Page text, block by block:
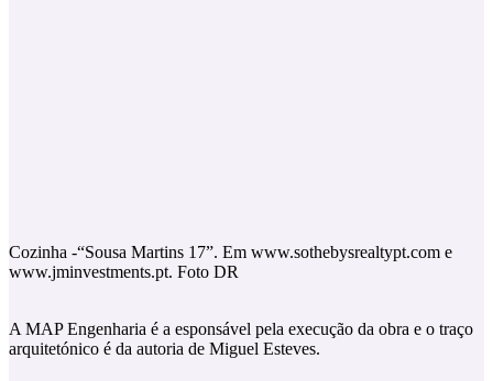
Cozinha -“Sousa Martins 17”. Em www.sothebysrealtypt.com e
www.jminvestments.pt. Foto DR
A MAP Engenharia é a esponsável pela execução da obra e o traço
arquitetónico é da autoria de Miguel Esteves.